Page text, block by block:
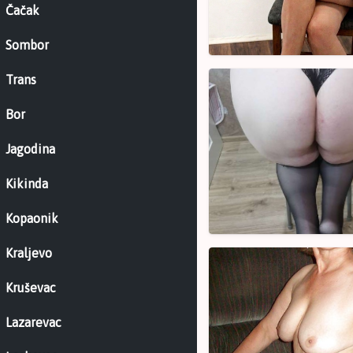
Čačak
Sombor
Trans
Bor
Jagodina
Kikinda
Kopaonik
Kraljevo
Kruševac
Lazarevac
ne
radim
licni
kontakt
Bakica
NS
66
–
Matorke
Novi
Sad
Penzionerka
za
vruce
igre
68